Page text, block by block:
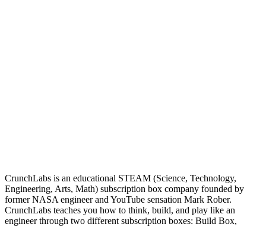
CrunchLabs is an educational STEAM (Science, Technology,
Engineering, Arts, Math) subscription box company founded by
former NASA engineer and YouTube sensation Mark Rober.
CrunchLabs teaches you how to think, build, and play like an
engineer through two different subscription boxes: Build Box,